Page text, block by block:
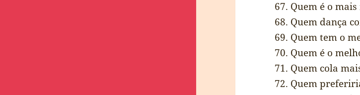
67. Quem é o
68. Quem dança
69. Quem tem o
70. Quem é o
71. Quem cola
72. Quem